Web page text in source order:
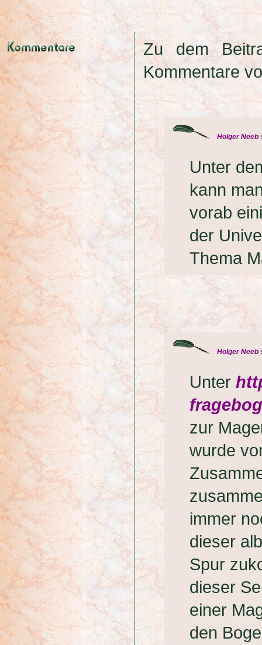
Zu dem
Kommentare
Holger Neeb
Unter
kann
vorab
der
Thema
Holger Neeb
Unter
zur
wurde
immer
dieser
Spur
dieser
einer
den